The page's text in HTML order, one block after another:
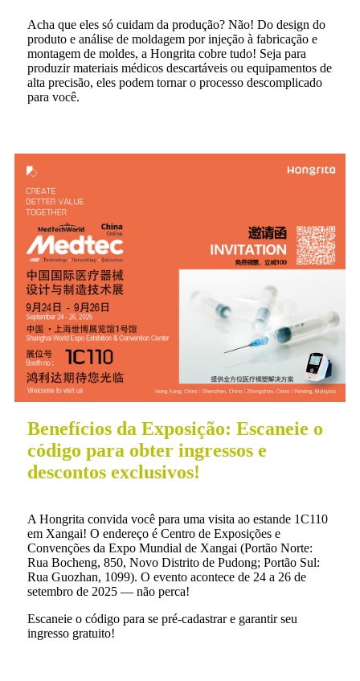
Acha que eles só cuidam da produção? Não! Do design do
produto e análise de moldagem por injeção à fabricação e
montagem de moldes, a Hongrita cobre tudo! Seja para
produzir materiais médicos descartáveis ​​ou equipamentos de
alta precisão, eles podem tornar o processo descomplicado
para você.
Benefícios da Exposição: Escaneie o
código para obter ingressos e
descontos exclusivos!
A Hongrita convida você para uma visita ao estande 1C110
em Xangai! O endereço é Centro de Exposições e
Convenções da Expo Mundial de Xangai (Portão Norte:
Rua Bocheng, 850, Novo Distrito de Pudong; Portão Sul:
Rua Guozhan, 1099). O evento acontece de 24 a 26 de
setembro de 2025 — não perca!
Escaneie o código para se pré-cadastrar e garantir seu
ingresso gratuito!